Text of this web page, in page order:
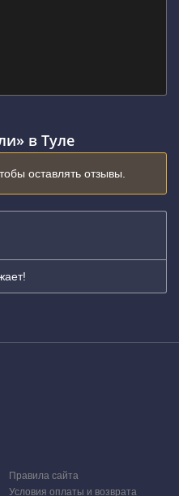
в Туле
оставлять отзывы.
Правила сайта
Условия оплаты и возврата